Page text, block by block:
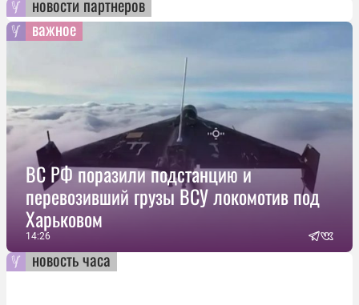
новости партнеров
важное
ВС РФ поразили подстанцию и
перевозивший грузы ВСУ локомотив под
Харьковом
14:26
новость часа